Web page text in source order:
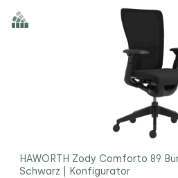
HAWORTH Zody Comforto 89
Schwarz | Konfigurator